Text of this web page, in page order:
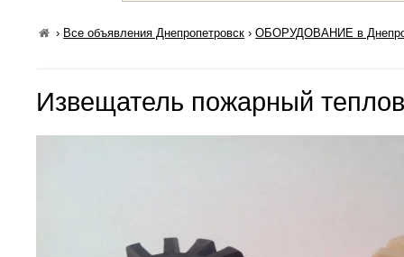
› Все объявления Днепропетровск ›ОБОРУДОВАНИЕ в
Извещатель пожарный